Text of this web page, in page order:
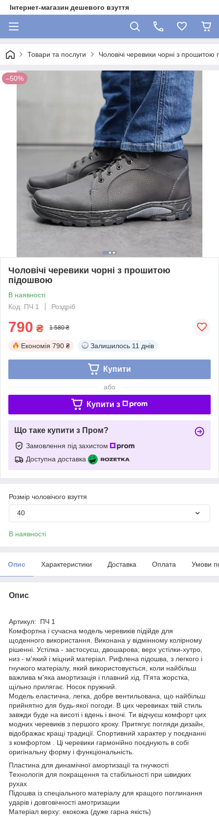
Інтернет-магазин дешевого взуття
Товари та послуги Чоловічі черевики чорні з прошитою
–50%
Чоловічі черевики чорні з прошитою
підошвою
В наявності
Код: ПЧ 1
Роздріб
790 ₴ 1 580 ₴
Економія 790 ₴ Залишилось 11 днів
Купити
або
Купити з
Що таке купити з Пром?
Замовлення під захистом
Доступна доставка
Розмір чоловічого взуття
40
В наявності
Опис Характеристики Доставка Оплата Умови
Опис
Артикул: ПЧ 1
Комфортна і сучасна модель черевиків підійде для
щоденного використання. Виконана у відмінному колірному
рішенні. Устілка - застосуєш, двошарова; верх устілки-хутро,
низ - м'який і міцний матеріал. Рифлена підошва, з легкого і
гнучкого матеріалу, який використовується, коли найбільш
важлива м'яка амортизація і плавний хід. П'ята жорстка,
щільно прилягає. Носок пружний.
Модель еластична, легка, добре вентильована, що найбільш
прийнятно для будь-якої погоди. В цих черевиках твій стиль
завжди буде на висоті і вдень і вночі. Ти відчуєш комфорт цих
модних черевиків з першого кроку. Притягує погляди дизайн,
відображає кращі традиції. Спортивний характер у поєднанні
з комфортом . Ці черевики гармонійно поєднують в собі
оригінальну форму і функціональність.
Пластина для динамічної амортизації та гнучкості
Технологія для покращення та стабільності при швидких
рухах
Підошва із спеціального матеріалу для кращого поглинання
ударів і довговічності амотризации
Матеріал верху: екокожа (дуже гарна якість)